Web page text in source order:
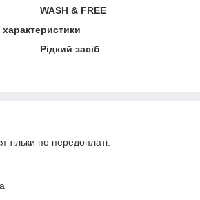
WASH & FREE
Рідкий засіб
тільки по передоплаті.